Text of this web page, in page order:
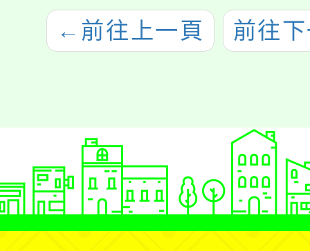
← 前往上一頁 前往